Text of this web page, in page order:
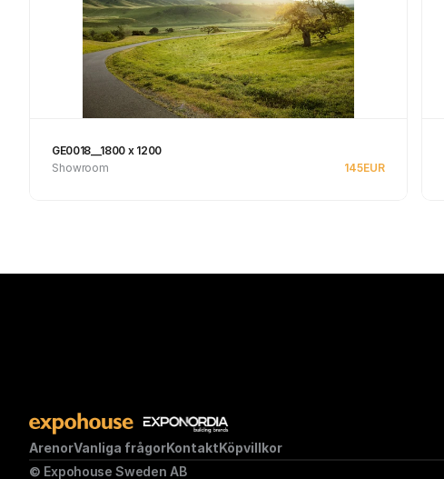
GE0018__1800 x 1200
Showroom
145EUR
ArenorVanliga frågorKontaktKöpvillkor
© Expohouse Sweden AB